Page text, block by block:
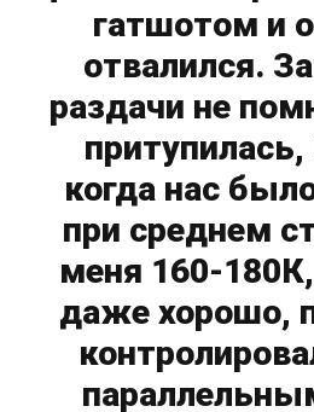
гатшотом и
отвалился.
раздачи не
когда нас
при среднем
меня 160-
даже хорошо,